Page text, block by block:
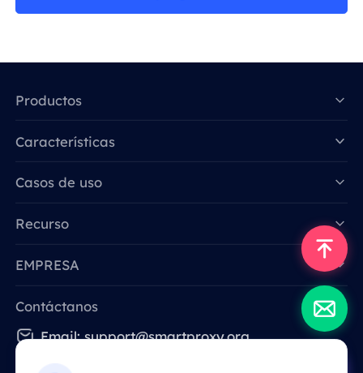
Productos
Características
Casos de uso
Recurso
EMPRESA
Contáctanos
Email: support@smartproxy.org